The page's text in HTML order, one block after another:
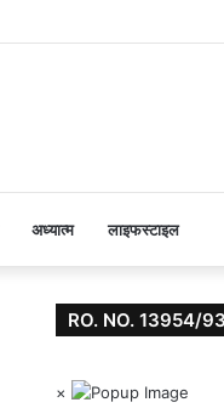
अध्यात्म लाइफस्टाइल
RO. NO. 13954/93
×